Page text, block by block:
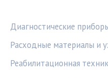
Диагностические
Расходные материалы и
Реабилитационная